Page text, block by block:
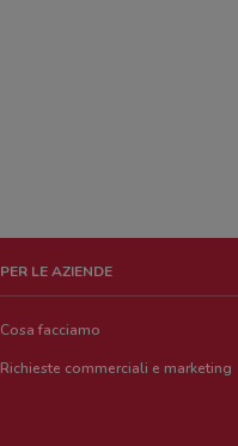
PER LE AZIENDE
Cosa facciamo
Richieste commerciali e marketing